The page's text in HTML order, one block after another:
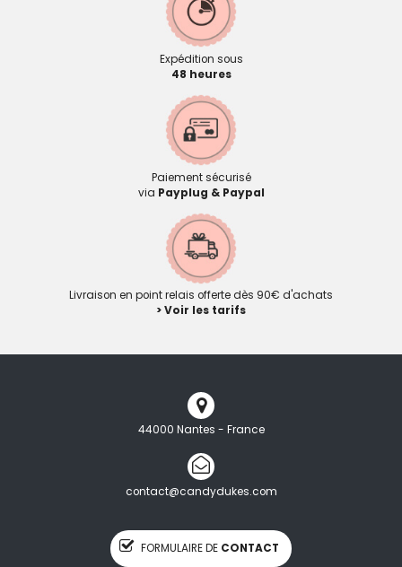
Expédition sous
48 heures
Paiement sécurisé
via Payplug & Paypal
Livraison en point relais offerte dès 90€ d'achats
> Voir les tarifs
44000 Nantes - France
contact@candydukes.com
FORMULAIRE DE CONTACT